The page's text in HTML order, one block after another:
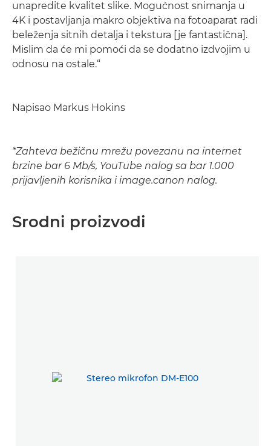
unapredite kvalitet slike. Mogućnost snimanja u
4K i postavljanja makro objektiva na fotoaparat radi
beleženja sitnih detalja i tekstura [je fantastična].
Mislim da će mi pomoći da se dodatno izdvojim u
odnosu na ostale.“
Napisao Markus Hokins
*Zahteva bežičnu mrežu povezanu na internet
brzine bar 6 Mb/s, YouTube nalog sa bar 1.000
prijavljenih korisnika i image.canon nalog.
Srodni proizvodi